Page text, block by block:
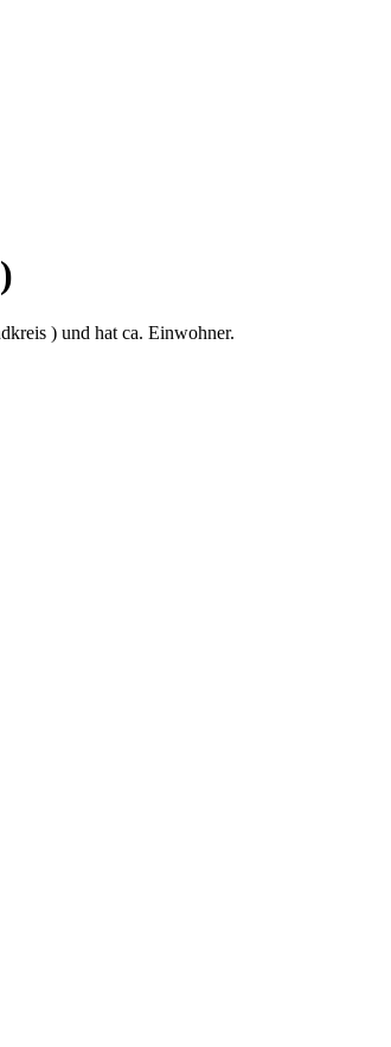
) und hat ca. Einwohner.